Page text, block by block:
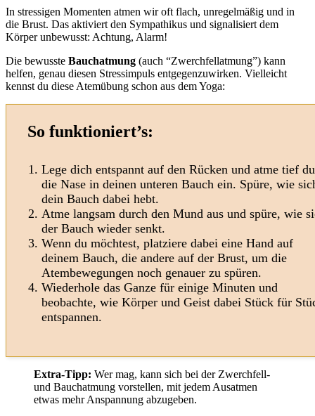
In stressigen Momenten atmen wir oft flach, unregelmäßig und in
die Brust. Das aktiviert den Sympathikus und signalisiert dem
Körper unbewusst: Achtung, Alarm!
Die bewusste Bauchatmung (auch “Zwerchfellatmung”) kann
helfen, genau diesen Stressimpuls entgegenzuwirken. Vielleicht
kennst du diese Atemübung schon aus dem Yoga:
So funktioniert’s:
Lege dich entspannt auf den Rücken und atme tief
die Nase in deinen unteren Bauch ein. Spüre, wie
dein Bauch dabei hebt.
Atme langsam durch den Mund aus und spüre, wie
der Bauch wieder senkt.
Wenn du möchtest, platziere dabei eine Hand auf
deinem Bauch, die andere auf der Brust, um die
Atembewegungen noch genauer zu spüren.
Wiederhole das Ganze für einige Minuten und
beobachte, wie Körper und Geist dabei Stück für
entspannen.
Extra-Tipp: Wer mag, kann sich bei der Zwerchfell-
und Bauchatmung vorstellen, mit jedem Ausatmen
etwas mehr Anspannung abzugeben.